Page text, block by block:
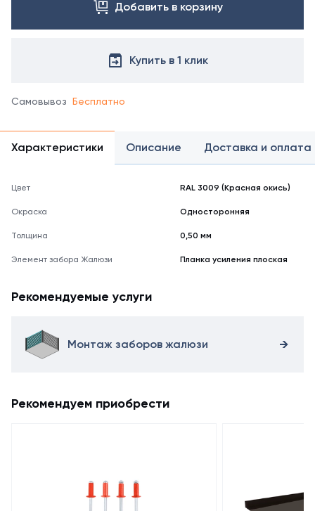
ламелям
связывая
повышая
жесткость
Купить
производителя
сайте.
Добавить в корзину
Купить в 1 клик
Самовывоз Бесплатно
Характеристики Описание Доставка и оплата
Цвет RAL 3009 (Красная окись)
Окраска Односторонняя
Толщина 0,50 мм
Элемент забора Жалюзи Планка усиления плоская
Рекомендуемые услуги
Монтаж заборов жалюзи
Рекомендуем приобрести